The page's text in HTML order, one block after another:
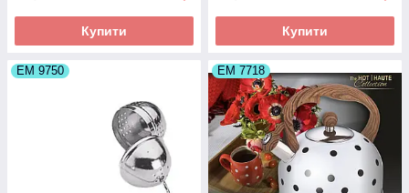
Купити Купити
ЕМ 9750 ЕМ 7718